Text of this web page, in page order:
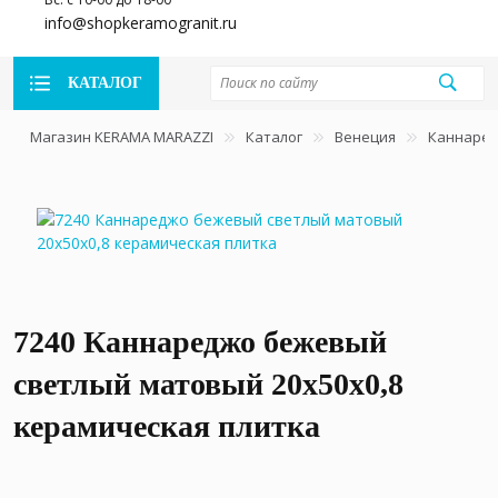
info@shopkeramogranit.ru
КАТАЛОГ
Магазин KERAMA MARAZZI Каталог Венеция
7240 Каннареджо бежевый
светлый матовый 20x50x0,8
керамическая плитка